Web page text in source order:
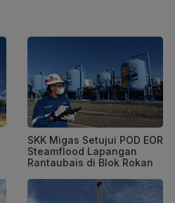
SKK Migas Setujui POD EOR
Steamflood Lapangan
Rantaubais di Blok Rokan